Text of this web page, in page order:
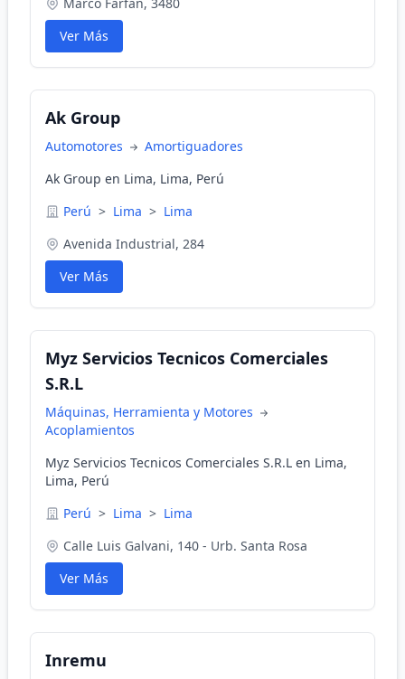
Ver Más
Ak Group
Automotores
Amortiguadores
Ak Group en Lima, Lima, Perú
Perú > Lima > Lima
Avenida Industrial, 284
Ver Más
Myz Servicios Tecnicos Comerciales
S.R.L
Máquinas, Herramienta y Motores
Acoplamientos
Myz Servicios Tecnicos Comerciales S.R.L en Lima,
Lima, Perú
Perú > Lima > Lima
Calle Luis Galvani, 140 - Urb. Santa Rosa
Ver Más
Inremu